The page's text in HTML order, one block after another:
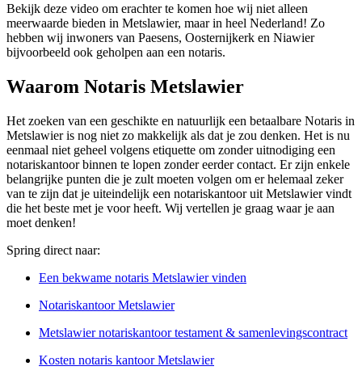
Bekijk deze video om erachter te komen hoe wij niet alleen
meerwaarde bieden in Metslawier, maar in heel Nederland! Zo
hebben wij inwoners van Paesens, Oosternijkerk en Niawier
bijvoorbeeld ook geholpen aan een notaris.
Waarom Notaris Metslawier
Het zoeken van een geschikte en natuurlijk een betaalbare Notaris in
Metslawier is nog niet zo makkelijk als dat je zou denken. Het is nu
eenmaal niet geheel volgens etiquette om zonder uitnodiging een
notariskantoor binnen te lopen zonder eerder contact. Er zijn enkele
belangrijke punten die je zult moeten volgen om er helemaal zeker
van te zijn dat je uiteindelijk een notariskantoor uit Metslawier vindt
die het beste met je voor heeft. Wij vertellen je graag waar je aan
moet denken!
Spring direct naar:
Een bekwame notaris Metslawier vinden
Notariskantoor Metslawier
Metslawier notariskantoor testament & samenlevingscontract
Kosten notaris kantoor Metslawier